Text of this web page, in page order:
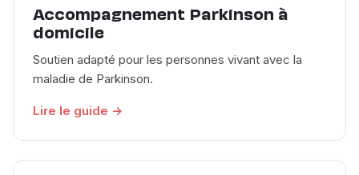
Accompagnement Parkinson à
domicile
Soutien adapté pour les personnes vivant avec la
maladie de Parkinson.
Lire le guide →